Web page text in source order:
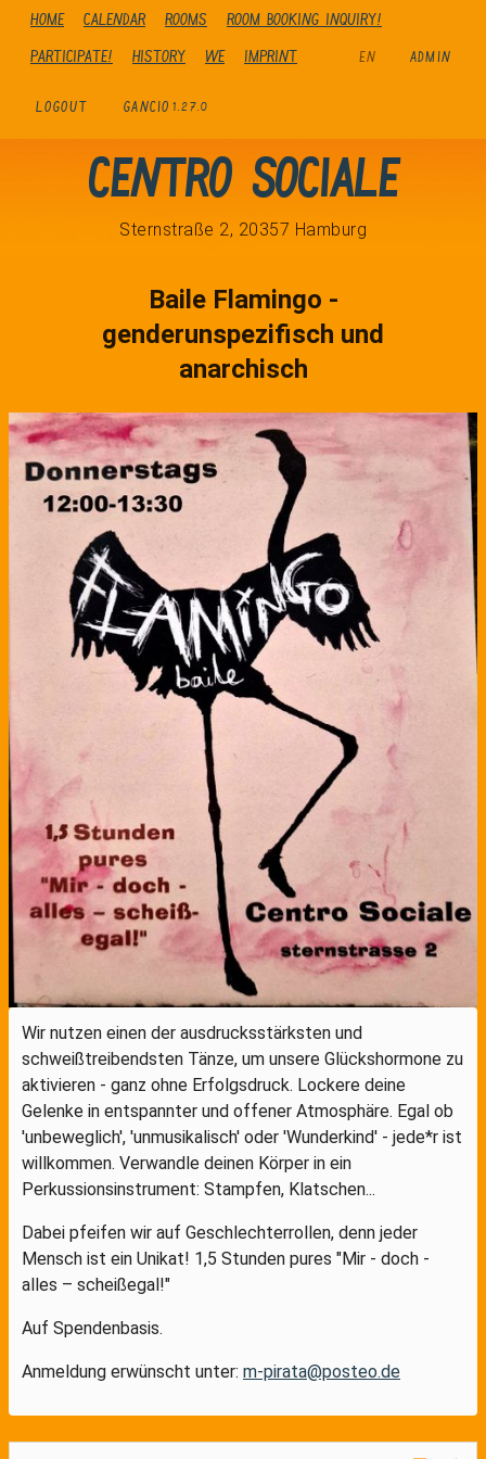
Home Calendar Rooms
Room booking inquiry!
Participate!
history We Imprint EN ADMIN
LOGOUT GANCIO 1.27.0
Centro Sociale
Sternstraße 2, 20357 Hamburg
Baile Flamingo -
genderunspezifisch und
anarchisch
Wir nutzen einen der ausdrucksstärksten und
schweißtreibendsten Tänze, um unsere Glückshormone zu
aktivieren - ganz ohne Erfolgsdruck. Lockere deine
Gelenke in entspannter und offener Atmosphäre. Egal ob
'unbeweglich', 'unmusikalisch' oder 'Wunderkind' - jede*r ist
willkommen. Verwandle deinen Körper in ein
Perkussionsinstrument: Stampfen, Klatschen...
Dabei pfeifen wir auf Geschlechterrollen, denn jeder
Mensch ist ein Unikat! 1,5 Stunden pures "Mir - doch -
alles – scheißegal!"
Auf Spendenbasis.
Anmeldung erwünscht unter: m-pirata@posteo.de